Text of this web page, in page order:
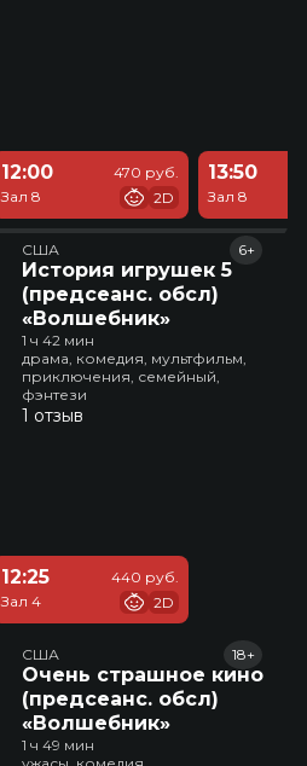
12:00
Зал 8
470 руб.
2D
13:50
Зал 8
США
История игрушек 5
(предсеанс. обсл)
«Волшебник»
6+
1 ч 42 мин
драма, комедия, мультфильм,
приключения, семейный,
фэнтези
1 отзыв
12:25
Зал 4
440 руб.
2D
США
Очень страшное кино
(предсеанс. обсл)
«Волшебник»
18+
1 ч 49 мин
ужасы, комедия